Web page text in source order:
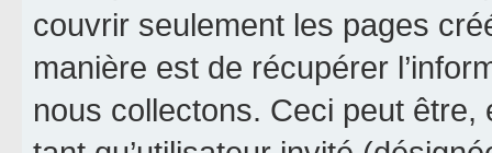
couvrir seulement les pages
manière est de récupérer
nous collectons. Ceci peut être,